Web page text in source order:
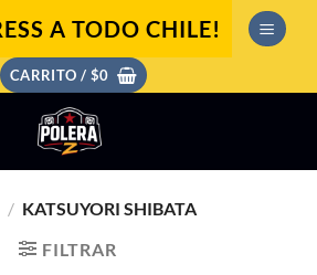
A TODO CHILE!
CARRITO / $0
/ KATSUYORI SHIBATA
FILTRAR